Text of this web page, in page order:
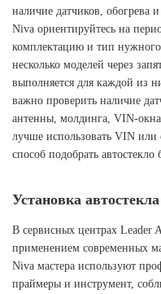
наличие датчиков,
Niva ориентируйтесь на
комплектацию и тип
несколько моделей через
выполняется для каждой из
важно проверить наличие
антенны, молдинга, VIN-окна
лучше использовать VIN
способ подобрать
Установка автостекла
В сервисных центрах Leader
применением современных
Niva мастера используют
праймеры и инструмент,